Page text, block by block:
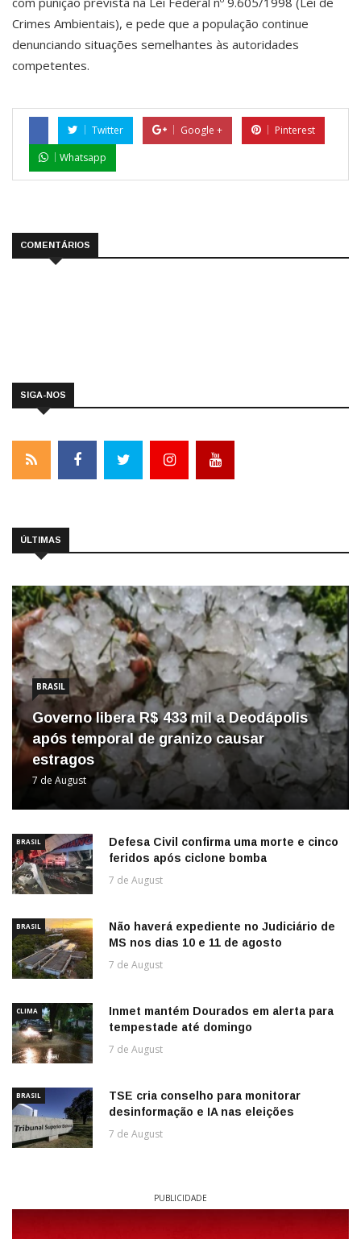
Crimes Ambientais), e pede que a população continue
denunciando situações semelhantes às autoridades
competentes.
Twitter Google +
Pinterest
Whatsapp
COMENTÁRIOS
SIGA-NOS
ÚLTIMAS
BRASIL
Governo libera R$ 433 mil a Deodápolis
após temporal de granizo causar
estragos
7 de August
BRASIL
Defesa Civil confirma uma morte e cinco
feridos após ciclone bomba
7 de August
BRASIL
Não haverá expediente no Judiciário de
MS nos dias 10 e 11 de agosto
7 de August
CLIMA
Inmet mantém Dourados em alerta para
tempestade até domingo
7 de August
BRASIL
TSE cria conselho para monitorar
desinformação e IA nas eleições
7 de August
PUBLICIDADE